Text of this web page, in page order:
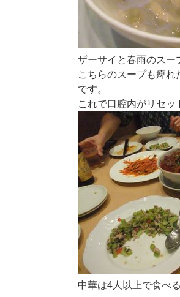
ザーサイと春雨のスー
こちらのスープも痺
です。
これで口腔内がリセッ
中華は4人以上で食べ